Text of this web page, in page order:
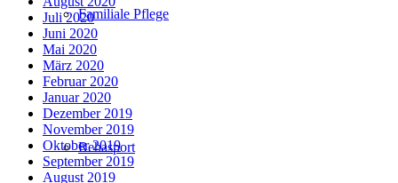
Familiale Pflege
Rehasport
Juli 2020
Juni 2020
Mai 2020
März 2020
Februar 2020
Januar 2020
Dezember 2019
November 2019
Oktober 2019
September 2019
August 2019